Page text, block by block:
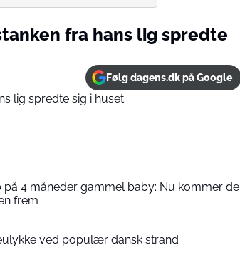
fra hans lig spredte
Følg dagens.dk på Google
4 måneder gammel baby: Nu kommer de
frem
ved populær dansk strand